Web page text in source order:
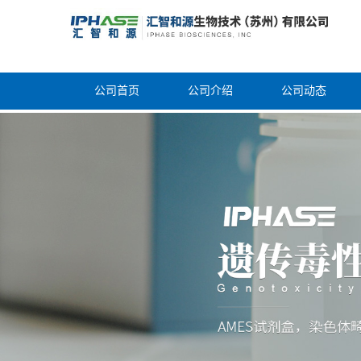
公司首页 公司介绍 公司动态